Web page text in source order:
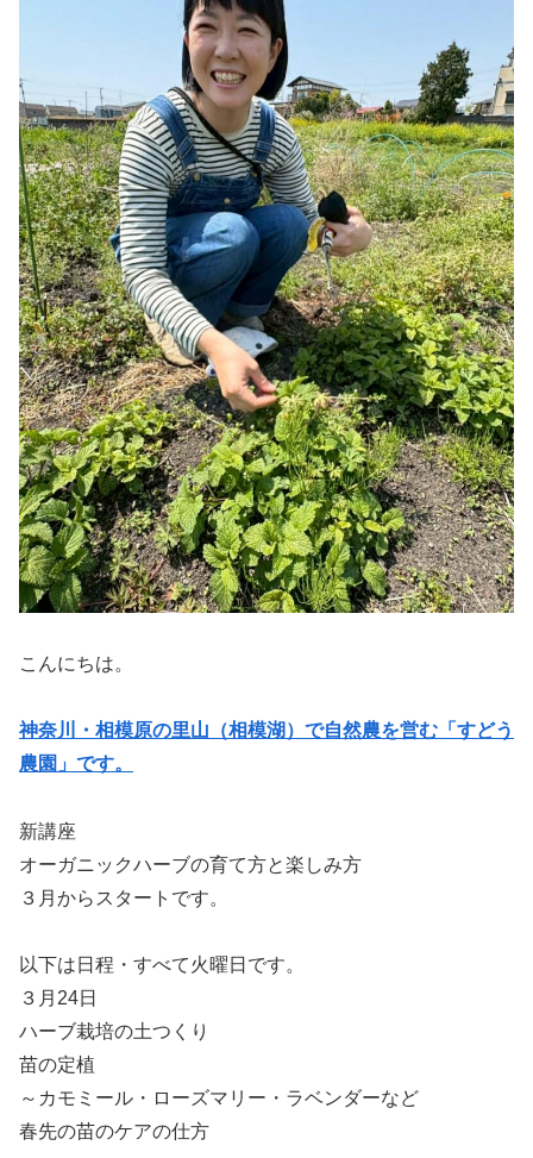
こんにちは。
神奈川・相模原の里山（相模湖）で自然農を営む「すどう
農園」です。
新講座
オーガニックハーブの育て方と楽しみ方
３月からスタートです。
以下は日程・すべて火曜日です。
３月24日
ハーブ栽培の土つくり
苗の定植
～カモミール・ローズマリー・ラベンダーなど
春先の苗のケアの仕方